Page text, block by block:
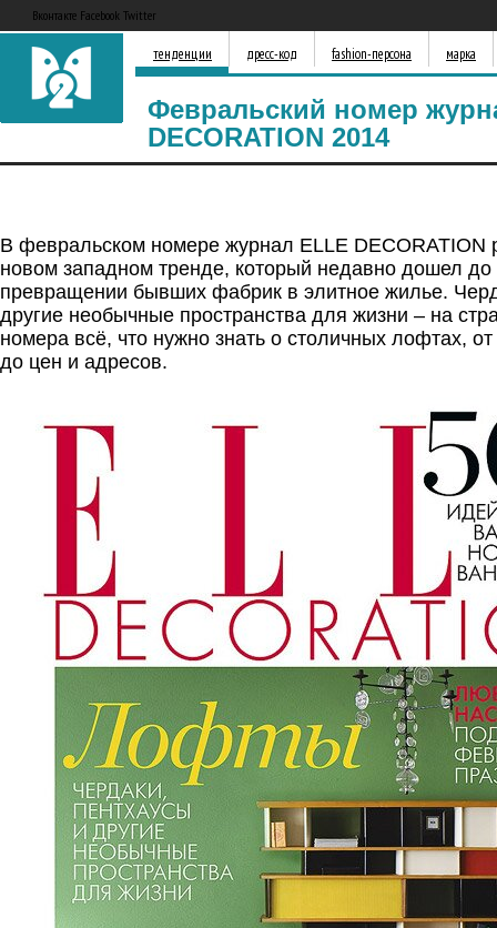
Вконтакте Facebook Twitter
тенденции дресс-код fashion-персона марка
Февральский номер
DECORATION 2014
В февральском номере журнал ELLE DECORATION
новом западном тренде, который недавно дошел
превращении бывших фабрик в элитное жилье.
другие необычные пространства для жизни – на
номера всё, что нужно знать о столичных лофтах,
до цен и адресов.